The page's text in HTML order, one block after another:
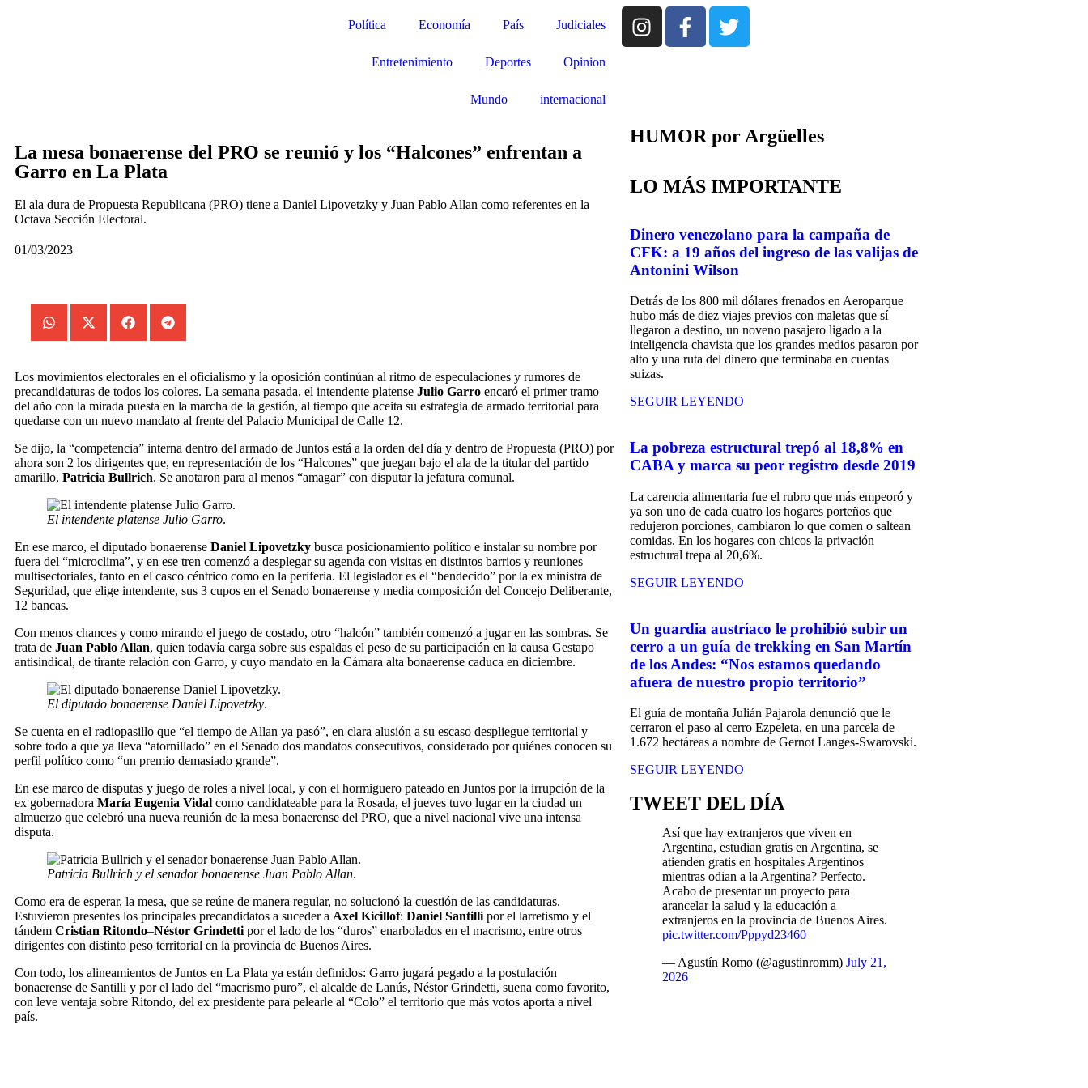
Política Economía País Judiciales
Entretenimiento Deportes Opinion
Mundo internacional
La mesa bonaerense del PRO se reunió y los “Halcones” enfrentan a
Garro en La Plata
El ala dura de Propuesta Republicana (PRO) tiene a Daniel Lipovetzky y Juan Pablo Allan como referentes en la
Octava Sección Electoral.
01/03/2023
Los movimientos electorales en el oficialismo y la oposición continúan al ritmo de especulaciones y rumores de
precandidaturas de todos los colores. La semana pasada, el intendente platense Julio Garro encaró el primer tramo
del año con la mirada puesta en la marcha de la gestión, al tiempo que aceita su estrategia de armado territorial para
quedarse con un nuevo mandato al frente del Palacio Municipal de Calle 12.
Se dijo, la “competencia” interna dentro del armado de Juntos está a la orden del día y dentro de Propuesta (PRO) por
ahora son 2 los dirigentes que, en representación de los “Halcones” que juegan bajo el ala de la titular del partido
amarillo, Patricia Bullrich. Se anotaron para al menos “amagar” con disputar la jefatura comunal.
El intendente platense Julio Garro.
En ese marco, el diputado bonaerense Daniel Lipovetzky busca posicionamiento político e instalar su nombre por
fuera del “microclima”, y en ese tren comenzó a desplegar su agenda con visitas en distintos barrios y reuniones
multisectoriales, tanto en el casco céntrico como en la periferia. El legislador es el “bendecido” por la ex ministra de
Seguridad, que elige intendente, sus 3 cupos en el Senado bonaerense y media composición del Concejo Deliberante,
12 bancas.
Con menos chances y como mirando el juego de costado, otro “halcón” también comenzó a jugar en las sombras. Se
trata de Juan Pablo Allan, quien todavía carga sobre sus espaldas el peso de su participación en la causa Gestapo
antisindical, de tirante relación con Garro, y cuyo mandato en la Cámara alta bonaerense caduca en diciembre.
El diputado bonaerense Daniel Lipovetzky.
Se cuenta en el radiopasillo que “el tiempo de Allan ya pasó”, en clara alusión a su escaso despliegue territorial y
sobre todo a que ya lleva “atornillado” en el Senado dos mandatos consecutivos, considerado por quiénes conocen su
perfil político como “un premio demasiado grande”.
En ese marco de disputas y juego de roles a nivel local, y con el hormiguero pateado en Juntos por la irrupción de la
ex gobernadora María Eugenia Vidal como candidateable para la Rosada, el jueves tuvo lugar en la ciudad un
almuerzo que celebró una nueva reunión de la mesa bonaerense del PRO, que a nivel nacional vive una intensa
disputa.
Patricia Bullrich y el senador bonaerense Juan Pablo Allan.
Como era de esperar, la mesa, que se reúne de manera regular, no solucionó la cuestión de las candidaturas.
Estuvieron presentes los principales precandidatos a suceder a Axel Kicillof: Daniel Santilli por el larretismo y el
tándem Cristian Ritondo–Néstor Grindetti por el lado de los “duros” enarbolados en el macrismo, entre otros
dirigentes con distinto peso territorial en la provincia de Buenos Aires.
Con todo, los alineamientos de Juntos en La Plata ya están definidos: Garro jugará pegado a la postulación
bonaerense de Santilli y por el lado del “macrismo puro”, el alcalde de Lanús, Néstor Grindetti, suena como favorito,
con leve ventaja sobre Ritondo, del ex presidente para pelearle al “Colo” el territorio que más votos aporta a nivel
país.
HUMOR por Argüelles​
LO MÁS IMPORTANTE
Dinero venezolano para la campaña de
CFK: a 19 años del ingreso de las valijas de
Antonini Wilson
Detrás de los 800 mil dólares frenados en Aeroparque
hubo más de diez viajes previos con maletas que sí
llegaron a destino, un noveno pasajero ligado a la
inteligencia chavista que los grandes medios pasaron por
alto y una ruta del dinero que terminaba en cuentas
suizas.
SEGUIR LEYENDO
La pobreza estructural trepó al 18,8% en
CABA y marca su peor registro desde 2019
La carencia alimentaria fue el rubro que más empeoró y
ya son uno de cada cuatro los hogares porteños que
redujeron porciones, cambiaron lo que comen o saltean
comidas. En los hogares con chicos la privación
estructural trepa al 20,6%.
SEGUIR LEYENDO
Un guardia austríaco le prohibió subir un
cerro a un guía de trekking en San Martín
de los Andes: “Nos estamos quedando
afuera de nuestro propio territorio”
El guía de montaña Julián Pajarola denunció que le
cerraron el paso al cerro Ezpeleta, en una parcela de
1.672 hectáreas a nombre de Gernot Langes-Swarovski.
SEGUIR LEYENDO
TWEET DEL DÍA
Así que hay extranjeros que viven en
Argentina, estudian gratis en Argentina, se
atienden gratis en hospitales Argentinos
mientras odian a la Argentina? Perfecto.
Acabo de presentar un proyecto para
arancelar la salud y la educación a
extranjeros en la provincia de Buenos Aires.
pic.twitter.com/Pppyd23460
— Agustín Romo (@agustinromm) July 21,
2026